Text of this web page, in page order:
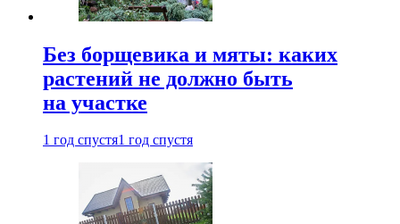
Без борщевика и мяты: каких
растений не должно быть
на участке
1 год спустя1 год спустя